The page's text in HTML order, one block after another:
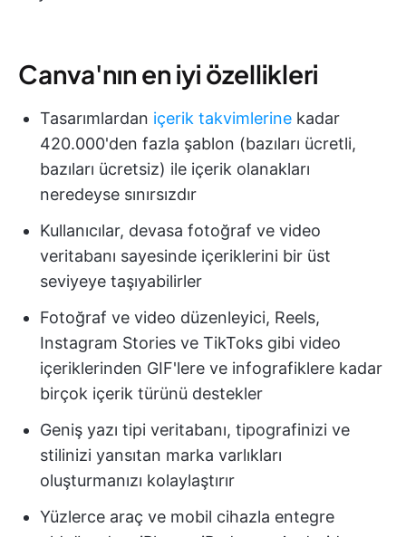
Canva'nın en iyi özellikleri
Tasarımlardan içerik takvimlerine kadar
420.000'den fazla şablon (bazıları ücretli,
bazıları ücretsiz) ile içerik olanakları
neredeyse sınırsızdır
Kullanıcılar, devasa fotoğraf ve video
veritabanı sayesinde içeriklerini bir üst
seviyeye taşıyabilirler
Fotoğraf ve video düzenleyici, Reels,
Instagram Stories ve TikToks gibi video
içeriklerinden GIF'lere ve infografiklere kadar
birçok içerik türünü destekler
Geniş yazı tipi veritabanı, tipografinizi ve
stilinizi yansıtan marka varlıkları
oluşturmanızı kolaylaştırır
Yüzlerce araç ve mobil cihazla entegre